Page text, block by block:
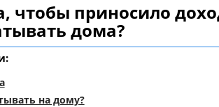
чтобы приносило
дома?
на дому?